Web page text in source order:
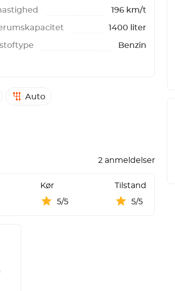
196 km/t
1400 liter
Benzin
Auto
2 anmeldelser
Kør
5/5
Tilstand
5/5